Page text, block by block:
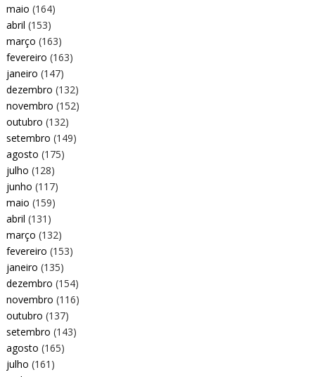
maio (164)
abril (153)
março (163)
fevereiro (163)
janeiro (147)
dezembro (132)
novembro (152)
outubro (132)
setembro (149)
agosto (175)
julho (128)
junho (117)
maio (159)
abril (131)
março (132)
fevereiro (153)
janeiro (135)
dezembro (154)
novembro (116)
outubro (137)
setembro (143)
agosto (165)
julho (161)